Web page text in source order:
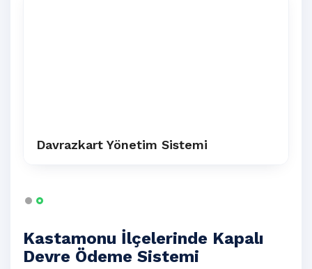
Davrazkart Yönetim Sistemi
Kastamonu İlçelerinde Kapalı
Devre Ödeme Sistemi